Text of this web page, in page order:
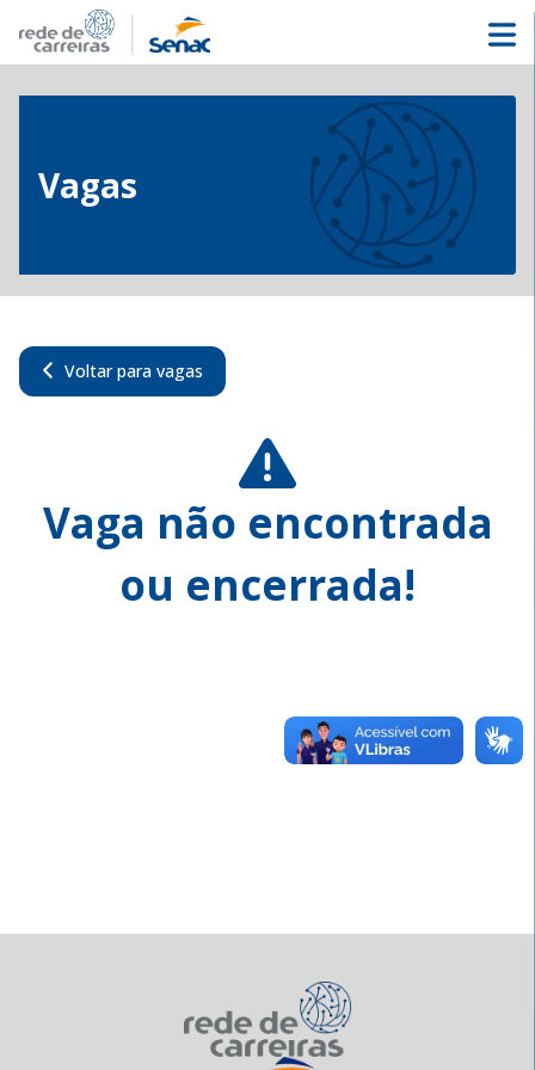
Vagas
Voltar para vagas
Vaga não encontrada
ou encerrada!